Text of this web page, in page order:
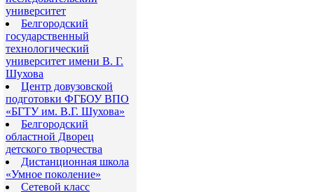
университет
Белгородский
государственный
технологический
университет имени В. Г.
Шухова
Центр довузовской
подготовки ФГБОУ ВПО
«БГТУ им. В.Г. Шухова»
Белгородский
областной Дворец
детского творчества
Дистанционная школа
«Умное поколение»
Сетевой класс